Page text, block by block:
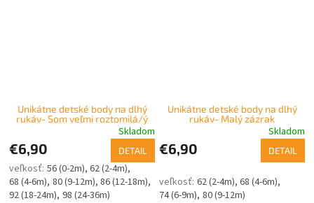
Unikátne detské body na dlhý
rukáv- Som veľmi roztomilá/ý
Skladom
€6,90 DETAIL
56 (0-2m) 62 (2-4m)
68 (4-6m) 80 (9-12m) 86 (12-18m)
92 (18-24m) 98 (24-36m)
Unikátne detské body na dlhý
rukáv- Malý zázrak
Skladom
€6,90 DETAIL
62 (2-4m) 68 (4-6m)
74 (6-9m) 80 (9-12m)